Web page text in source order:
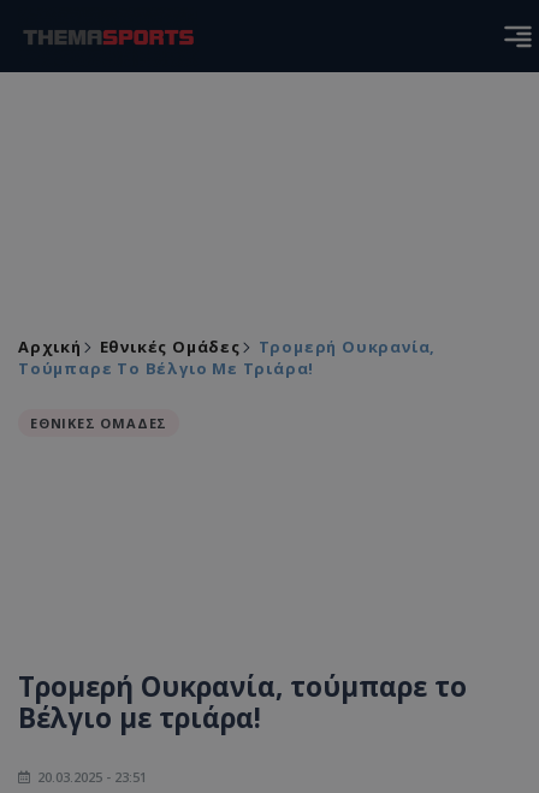
Αρχική Εθνικές Ομάδες
Τρομερή Ουκρανία,
Τούμπαρε Το Βέλγιο Με Τριάρα!
ΕΘΝΙΚΕΣ ΟΜΑΔΕΣ
Τρομερή Ουκρανία, τούμπαρε το
Βέλγιο με τριάρα!
20.03.2025 - 23:51